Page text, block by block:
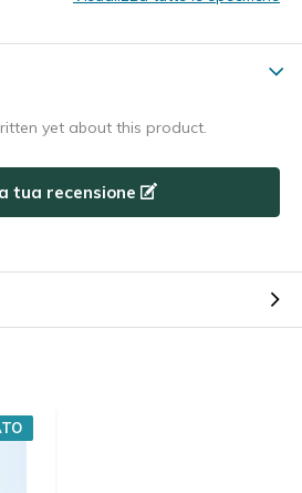
yet about this product.
tua recensione